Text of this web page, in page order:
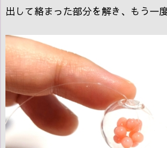
出して絡まった部分を解き、もう一